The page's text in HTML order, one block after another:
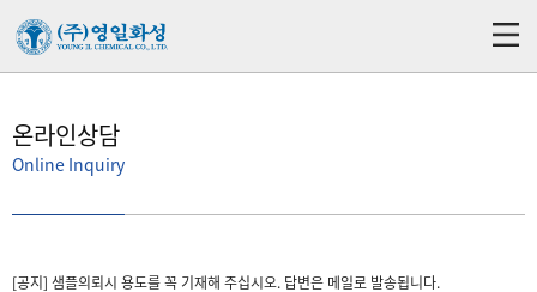
온라인상담
Online Inquiry
[공지] 샘플의뢰시 용도를 꼭 기재해 주십시오. 답변은 메일로 발송됩니다.